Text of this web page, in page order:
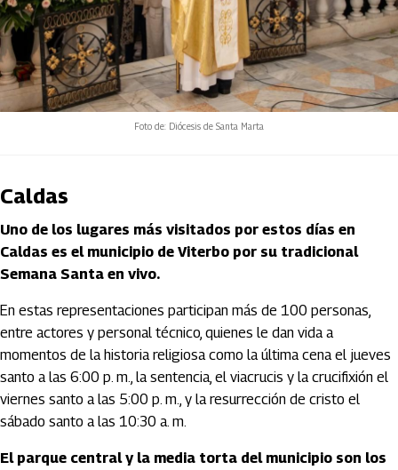
Foto de: Diócesis de Santa Marta
Caldas
Uno de los lugares más visitados por estos días en
Caldas es el municipio de Viterbo por su tradicional
Semana Santa en vivo.
En estas representaciones participan más de 100 personas,
entre actores y personal técnico, quienes le dan vida a
momentos de la historia religiosa como la última cena el jueves
santo a las 6:00 p. m., la sentencia, el viacrucis y la crucifixión el
viernes santo a las 5:00 p. m., y la resurrección de cristo el
sábado santo a las 10:30 a. m.
El parque central y la media torta del municipio son los